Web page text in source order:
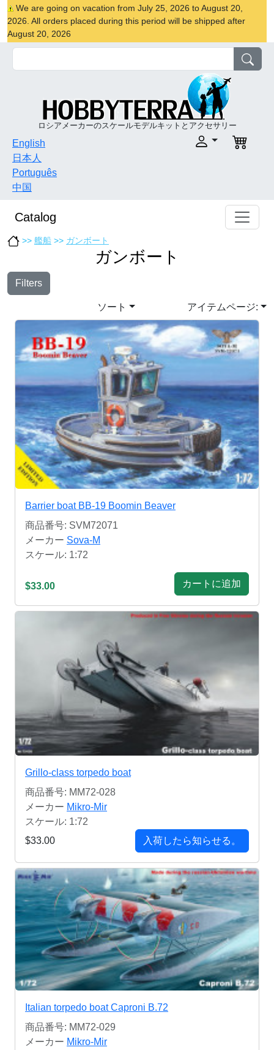
We are going on vacation from July 25, 2026 to August 20,
2026. All orders placed during this period will be shipped after
August 20, 2026
ロシアメーカーのスケールモデルキットとアクセサリー
English
日本人
Português
中国
Catalog
>> 艦船 >> ガンボート
ガンボート
Filters
ソート アイテムページ:
Barrier boat BB-19 Boomin Beaver
商品番号: SVM72071
メーカー Sova-M
スケール: 1:72
$33.00 カートに追加
Grillo-class torpedo boat
商品番号: MM72-028
メーカー Mikro-Mir
スケール: 1:72
$33.00
入荷したら知らせる。
Italian torpedo boat Caproni B.72
商品番号: MM72-029
メーカー Mikro-Mir